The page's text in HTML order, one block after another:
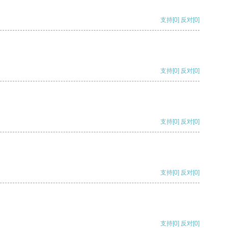
支持[0] 反对[0]
支持[0] 反对[0]
支持[0] 反对[0]
支持[0] 反对[0]
支持[0] 反对[0]